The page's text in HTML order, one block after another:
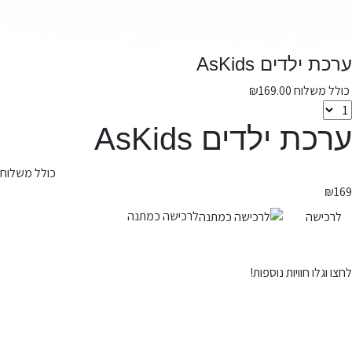
ערכת ילדים AsKids
כולל משלוח ₪169.00
ערכת ילדים AsKids
כולל משלוח
₪169
לרכישה
לרכישה כמתנה
לחצו וגלו חוויות נוספות!